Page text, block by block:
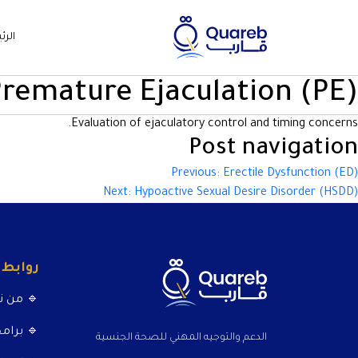
Ejaculation (PE)
Evaluation of ejaculatory control and timing concerns.
Post navigation
Previous: Erectile Dysfunction (ED)
Next: Hypoactive Sexual Desire Disorder (HSDD)
الدعم والتوجيه المهني للصحة الجنسية
🔹 من
🔹